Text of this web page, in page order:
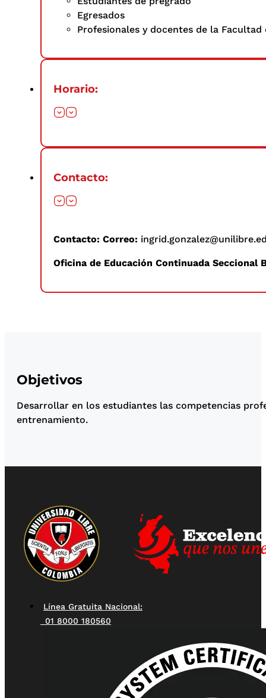
Egresados
Profesionales y docentes de la
Horario:
Contacto:
Contacto: Correo:
Oficina de Educación Continuada Seccional
Objetivos
Desarrollar en los estudiantes las competencias
entrenamiento.
Línea Gratuita Nacional:
01 8000 180560